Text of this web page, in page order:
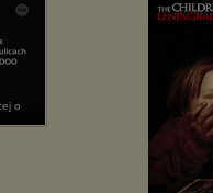
o